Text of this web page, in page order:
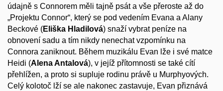
údajně s Connorem měli tajně psát a vše přeroste až do
„Projektu Connor“, který se pod vedením Evana a Alany
Beckové (Eliška Hladilová) snaží vybrat peníze na
obnovení sadu a tím nikdy nenechat vzpomínku na
Connora zaniknout. Během muzikálu Evan lže i své matce
Heidi (Alena Antalová), v jejíž přítomnosti se také cítí
přehlížen, a proto si supluje rodinu právě u Murphyových.
Celý kolotoč lží se ale nakonec zastavuje, Evan přiznává